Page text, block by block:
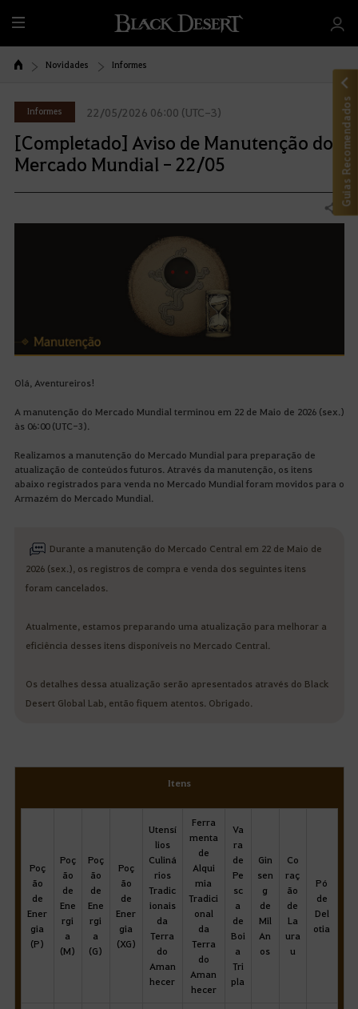
T
u
d
Novidades Informes
Informes 22/05/2026 06:00 (UTC-3)
[Completado] Aviso de Manutenção do
Mercado Mundial - 22/05
Compartilhar
Olá, Aventureiros!
A manutenção do Mercado Mundial terminou em 22 de Maio de 2026 (sex.)
às 06:00 (UTC-3).
Realizamos a manutenção do Mercado Mundial para preparação de
atualização de conteúdos futuros. Através da manutenção, os itens
abaixo registrados para venda no Mercado Mundial foram movidos para o
Armazém do Mercado Mundial.
Durante a manutenção do Mercado Central em 22 de Maio de
2026 (sex.), os registros de compra e venda dos seguintes itens
foram cancelados.
Atualmente, estamos preparando uma atualização para melhorar a
eficiência desses itens disponíveis no Mercado Central.
Os detalhes dessa atualização serão apresentados através do Black
Desert Global Lab, então fiquem atentos. Obrigado.
Itens
Poç
ão
de
Ener
gia
(P)
Poç
ão
de
Ene
rgi
a
(M)
Poç
ão
de
Ene
rgi
a
(G)
Poç
ão
de
Ener
gia
(XG)
Utensí
lios
Culiná
rios
Tradic
ionais
da
Terra
do
Aman
hecer
Ferra
menta
de
Alqui
mia
Tradici
onal
da
Terra
do
Aman
hecer
Va
ra
de
Pe
sc
a
de
Boi
a
Tri
pla
Gin
sen
g
de
Mil
An
os
Co
raç
ão
de
La
ura
u
Pó
de
Del
otia
Guias Recomendados